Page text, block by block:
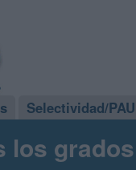
Selectividad/PAU
los